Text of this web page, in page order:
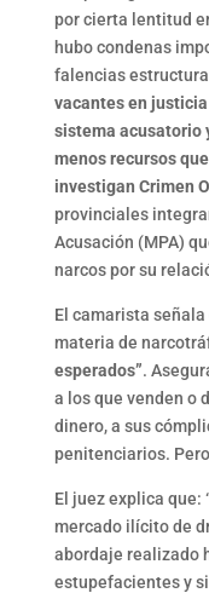
por cierta lentitud
hubo condenas
falencias
vacantes en
sistema acusatorio
menos recursos
investigan Crimen
provinciales
Acusación (MPA)
narcos por su
El camarista
materia de
esperados”.
a los que venden o
dinero, a sus
penitenciarios.
El juez explica que:
mercado ilícito de
abordaje realizado
estupefacientes y